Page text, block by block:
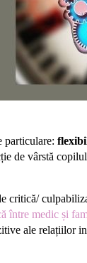
particulare:
de vârstă
critică/
între medic și
ale relațiilor